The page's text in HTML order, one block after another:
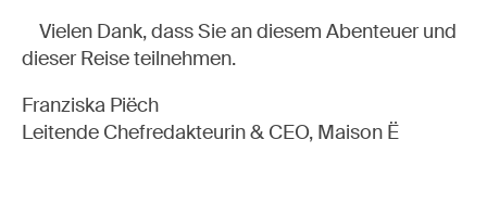
Vielen Dank, dass Sie an diesem Abenteuer und
dieser Reise teilnehmen.
Franziska Piëch
Leitende Chefredakteurin & CEO, Maison Ë